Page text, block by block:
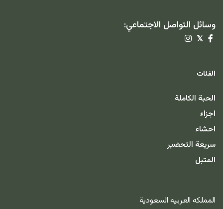
وسائل التواصل الاجتماعي:
𝕏
الفئات
الحبة الكاملة
اجزاء
احشاء
سريعة التحضير
المتبل
المملكه العربيه السعودية